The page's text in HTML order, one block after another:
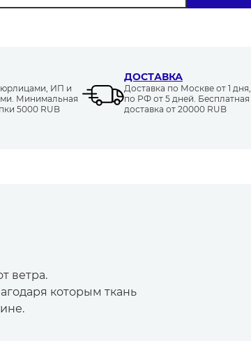
юрлицами, ИП и
Минимальная
5000 RUB
ДОСТАВКА
Доставка по Москве от 1 дня,
по РФ от 5 дней. Бесплатная
доставка от 20000 RUB
ветра.
которым ткань